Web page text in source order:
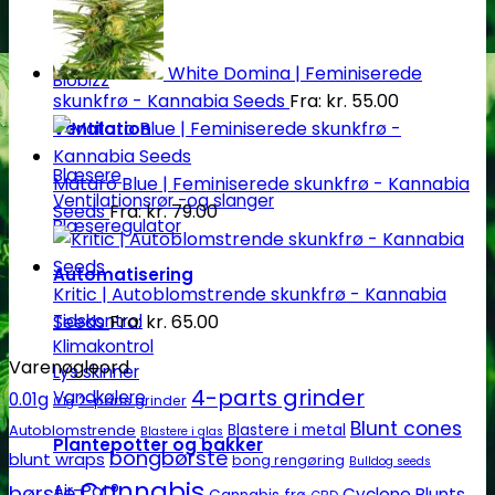
Gødning
Biobizz
Ventilation
Blæsere
Ventilationsrør -og slanger
Blæseregulator
Automatisering
Tidskontrol
Klimakontrol
Lys skinner
Vandkølere
Plantepotter og bakker
White Domina | Feminiserede
skunkfrø - Kannabia Seeds Fra: kr. 55.00
Mataro Blue | Feminiserede skunkfrø - Kannabia
SeedsFra:kr.79.00
Kritic | Autoblomstrende skunkfrø - Kannabia
SeedsFra:kr. 65.00
Varenøgleord
0.01g 0.1g 2-parts grinder 4-parts grinder
Autoblomstrende Blastere i glas Blastere i metal Blunt cones
blunt wrapsbongbørste bong rengøring Bulldog seeds